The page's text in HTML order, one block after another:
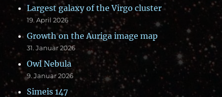
Largest galaxy of the Virgo cluster
19. April 2026
Growth on the Auriga image map
31. Januar 2026
Owl Nebula
9. Januar 2026
Simeis 147